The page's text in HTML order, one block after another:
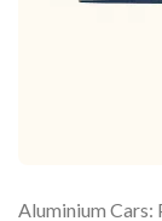
Aluminium